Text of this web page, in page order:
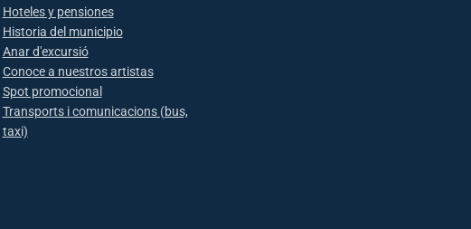
Hoteles y pensiones
Historia del municipio
Anar d'excursió
Conoce a nuestros artistas
Spot promocional
Transports i comunicacions (bus,
taxi)